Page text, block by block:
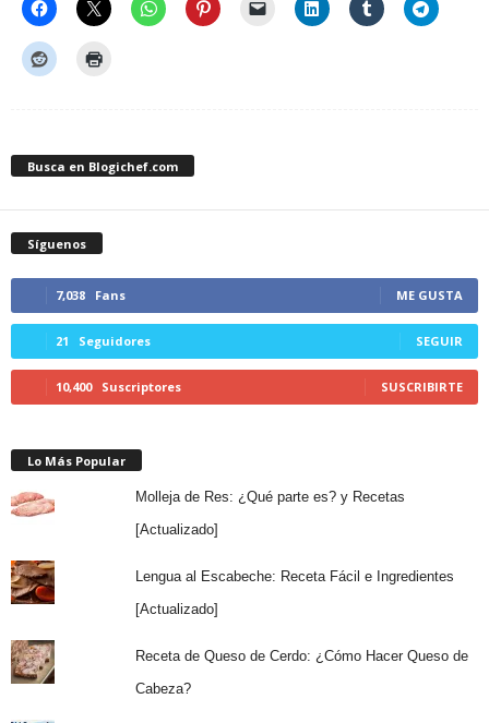
Busca en Blogichef.com
Síguenos
7,038 Fans ME GUSTA
21 Seguidores SEGUIR
10,400 Suscriptores SUSCRIBIRTE
Lo Más Popular
Molleja de Res: ¿Qué parte es? y Recetas
[Actualizado]
Lengua al Escabeche: Receta Fácil e Ingredientes
[Actualizado]
Receta de Queso de Cerdo: ¿Cómo Hacer Queso de
Cabeza?